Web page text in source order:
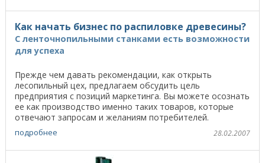
Как начать бизнес по распиловке древесины?
С ленточнопильными станками есть возможности
для успеха
Прежде чем давать рекомендации, как открыть
лесопильный цех, предлагаем обсудить цель
предприятия с позиций маркетинга. Вы можете осознать
ее как производство именно таких товаров, которые
отвечают запросам и желаниям потребителей.
Подобная ...
подробнее 28.02.2007